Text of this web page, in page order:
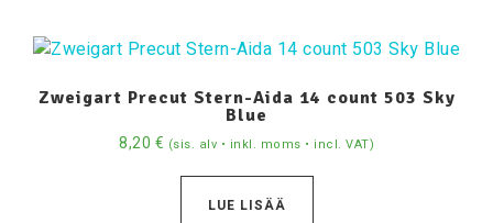
Zweigart Precut Stern-Aida 14 count 503 Sky
Blue
8,20 € (sis. alv • inkl. moms • incl. VAT)
LUE LISÄÄ